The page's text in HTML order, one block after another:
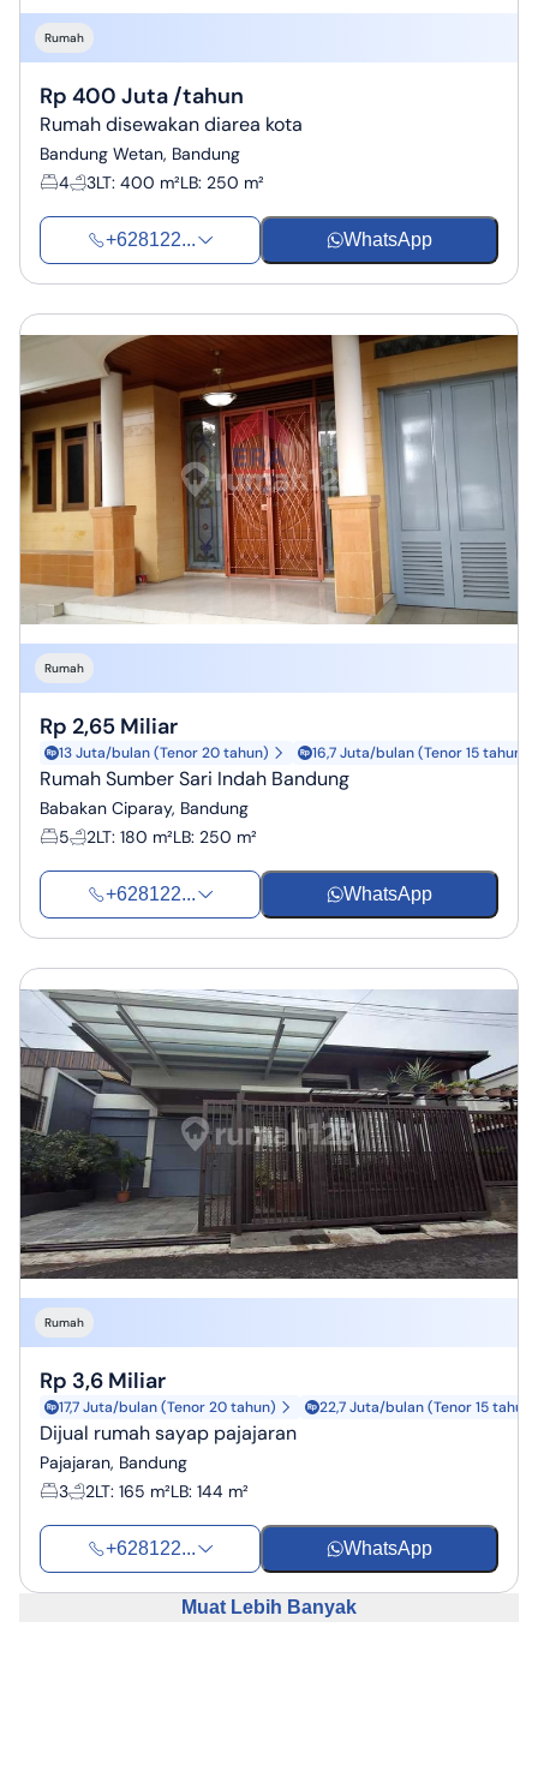
Rumah
Rp 400 Juta /tahun
Rumah disewakan diarea kota
Bandung Wetan, Bandung
4
3LT: 400 m²LB: 250 m²
+628122... WhatsApp
Rumah
Rp 2,65 Miliar
13 Juta/bulan (Tenor 20 tahun) 16,7 Juta/bulan (Tenor 15 tahun)
Rumah Sumber Sari Indah Bandung
Babakan Ciparay, Bandung
5
2LT: 180 m²LB: 250 m²
+628122... WhatsApp
Rumah
Rp 3,6 Miliar
17,7 Juta/bulan (Tenor 20 tahun) 22,7 Juta/bulan (Tenor 15 tahun)
Dijual rumah sayap pajajaran
Pajajaran, Bandung
3
2LT: 165 m²LB: 144 m²
+628122... WhatsApp
Muat Lebih Banyak